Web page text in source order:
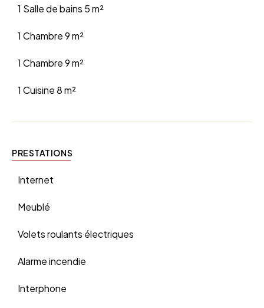
1 Salle de bains 5 m²
1 Chambre9 m²
1 Chambre9 m²
1 Cuisine8 m²
PRESTATIONS
Internet
Meublé
Volets roulants électriques
Alarme incendie
Interphone